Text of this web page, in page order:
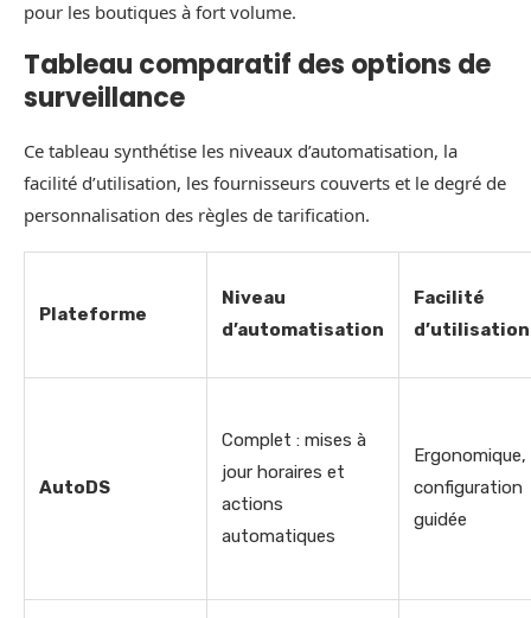
pour les boutiques à fort volume.
Tableau comparatif des options de
surveillance
Ce tableau synthétise les niveaux d’automatisation, la
facilité d’utilisation, les fournisseurs couverts et le degré de
personnalisation des règles de tarification.
Plateforme
Niveau
d’automatisation
Facilité
d’utilisation
AutoDS
Complet : mises à
jour horaires et
actions
automatiques
Ergonomique,
configuration
guidée